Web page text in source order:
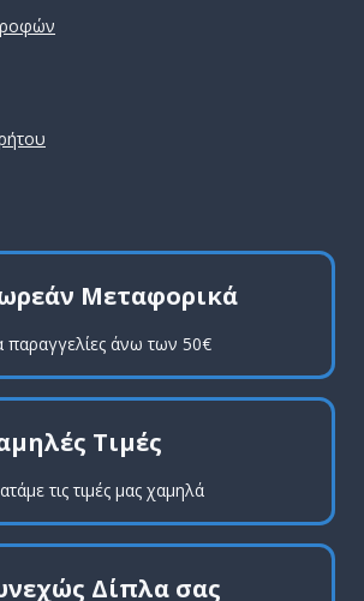
Μεταφορικά
παραγγελίες άνω των 50€
Τιμές
τις τιμές μας χαμηλά
Δίπλα σας